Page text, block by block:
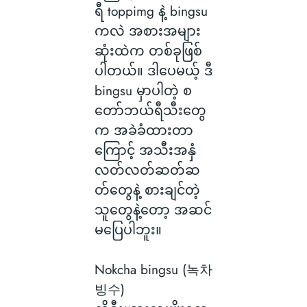
ရီ toppimg နဲ့ bingsu
ကလဲ အစားအများ
ဆုံးထဲက တစ်ခုဖြစ်
ပါတယ်။ ဒါပေမယ့် ဒီ
bingsu မှာပါတဲ့ စ
တော်ဘယ်ရီသီးတွေ
က အခဲခံထားတာ
ကြောင့် အသီးအနှံ
လတ်လတ်ဆတ်ဆ
တ်တွေနဲ့ စားချင်တဲ့
သူတွေနဲ့တော့ အဆင်
မပြေပါဘူး။
Nokcha bingsu (녹차
빙수)